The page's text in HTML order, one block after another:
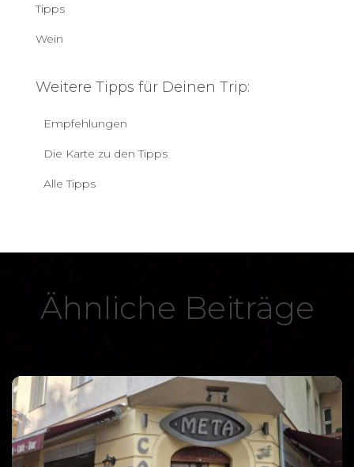
Tipps
Wein
Weitere Tipps für Deinen Trip:
Empfehlungen
Die Karte zu den Tipps
Alle Tipps
Ähnliche Beiträge